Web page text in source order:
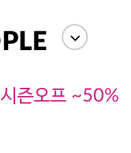
시즌오프 ~50%